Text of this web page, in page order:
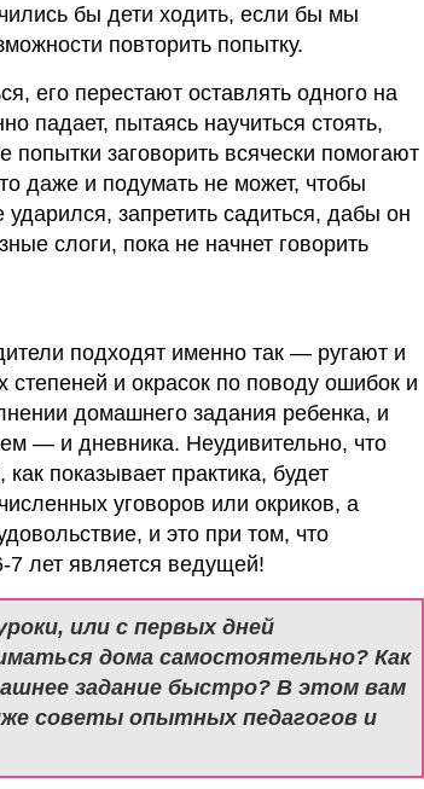
бы дети ходить, если бы мы
повторить попытку.
его перестают оставлять одного на
падает, пытаясь научиться стоять,
заговорить всячески помогают
даже и подумать не может, чтобы
запретить садиться, дабы он
слоги, пока не начнет говорить
подходят именно так — ругают и
и окрасок по поводу ошибок и
домашнего задания ребенка, и
— и дневника. Неудивительно, что
показывает практика, будет
уговоров или окриков, а
и это при том, что
7 лет является ведущей!
или с первых дней
дома самостоятельно? Как
задание быстро? В этом вам
советы опытных педагогов и